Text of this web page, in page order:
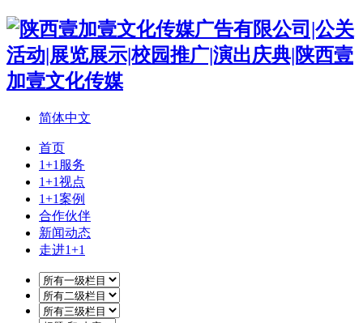
简体中文
首页
1+1服务
1+1视点
1+1案例
合作伙伴
新闻动态
走进1+1